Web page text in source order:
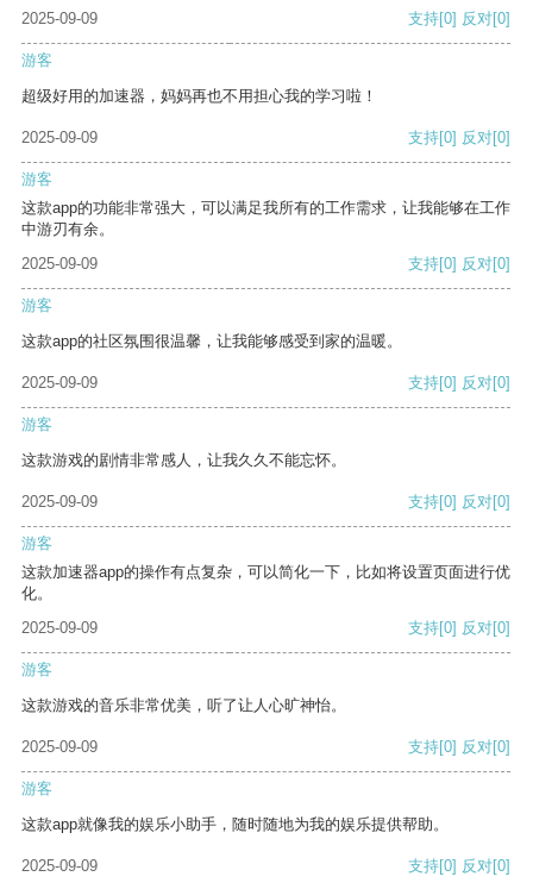
2025-09-09 支持[0] 反对[0]
游客
超级好用的加速器，妈妈再也不用担心我的学习啦！
2025-09-09 支持[0] 反对[0]
游客
这款app的功能非常强大，可以满足我所有的工作需求，让我能够在工作
中游刃有余。
2025-09-09
支持[0] 反对[0]
游客
这款app的社区氛围很温馨，让我能够感受到家的温暖。
2025-09-09 支持[0] 反对[0]
游客
这款游戏的剧情非常感人，让我久久不能忘怀。
2025-09-09 支持[0] 反对[0]
游客
这款加速器app的操作有点复杂，可以简化一下，比如将设置页面进行优
化。
2025-09-09
支持[0] 反对[0]
游客
这款游戏的音乐非常优美，听了让人心旷神怡。
2025-09-09 支持[0] 反对[0]
游客
这款app就像我的娱乐小助手，随时随地为我的娱乐提供帮助。
2025-09-09 支持[0] 反对[0]